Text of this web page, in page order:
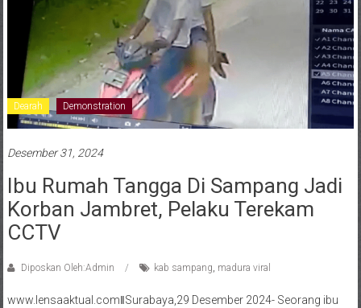
Dearah Demonstration
Desember 31, 2024
Ibu Rumah Tangga Di Sampang Jadi
Korban Jambret, Pelaku Terekam
CCTV
Diposkan Oleh:Admin kab sampang, madura viral
www.lensaaktual.comǁSurabaya,29 Desember 2024- Seorang ibu